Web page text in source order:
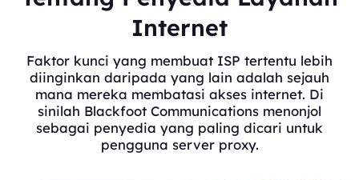
Internet
Faktor kunci yang membuat ISP tertentu lebih
diinginkan daripada yang lain adalah sejauh
mana mereka membatasi akses internet. Di
sinilah Blackfoot Communications menonjol
sebagai penyedia yang paling dicari untuk
pengguna server proxy.